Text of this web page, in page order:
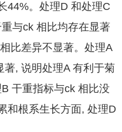
44%。处理D 和处理C
与ck 相比均存在显著
比差异不显著。处理A
著, 说明处理A 有利于菊
干重指标与ck 相比没
和根系生长方面, 处理D